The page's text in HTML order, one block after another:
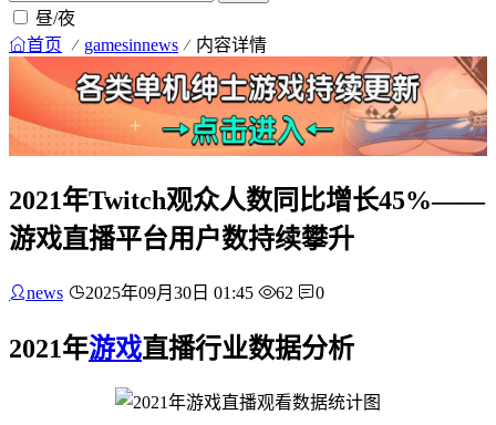
昼/夜
首页 gamesinnews 内容详情
2021年Twitch观众人数同比增长45%——
游戏直播平台用户数持续攀升
news 2025年09月30日 01:45 62 0
2021年游戏直播行业数据分析